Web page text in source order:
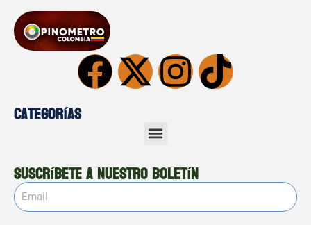
Categorías
Suscríbete a nuestro boletín